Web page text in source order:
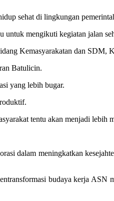
sehat di lingkungan
mengikuti kegiatan jalan
Kemasyarakatan dan SDM,
Batulicin.
yang lebih bugar.
tentu akan menjadi lebih
dalam meningkatkan
budaya kerja ASN